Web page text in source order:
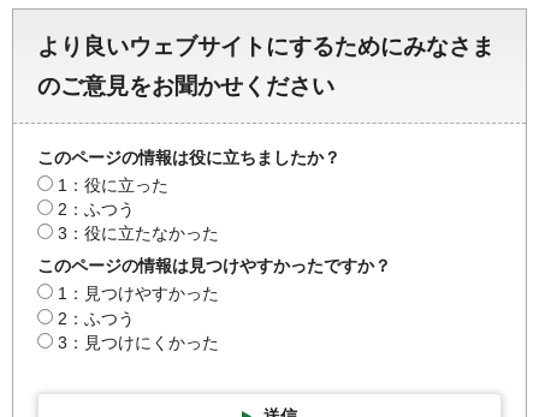
より良いウェブサイトにするためにみなさま
のご意見をお聞かせください
このページの情報は役に立ちましたか？
1：役に立った
2：ふつう
3：役に立たなかった
このページの情報は見つけやすかったですか？
1：見つけやすかった
2：ふつう
3：見つけにくかった